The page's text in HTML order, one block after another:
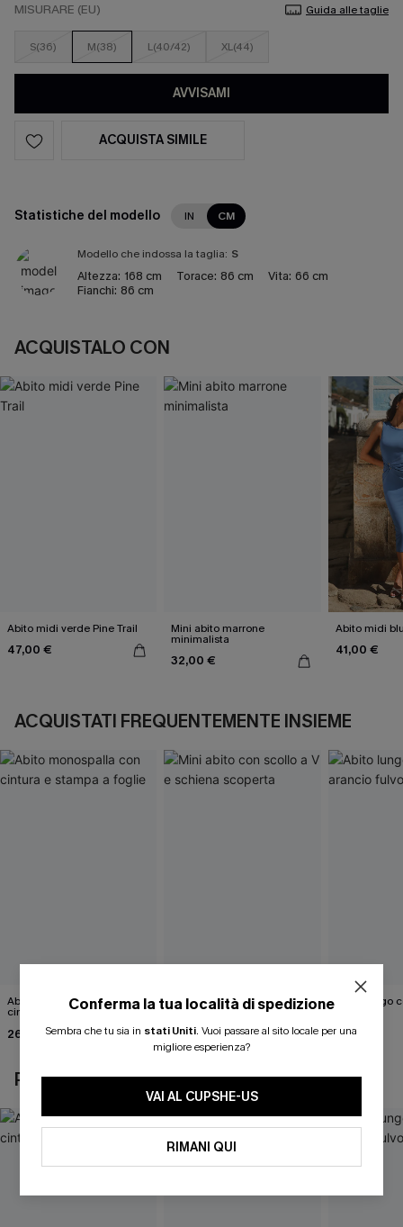
MISURARE (EU) Guida alle taglie
S(36) M(38) L(40/42) XL(44)
AVVISAMI
ACQUISTA SIMILE
Statistiche del modello IN CM
Modello che indossa la taglia: S
Altezza: 168 cm Torace: 86 cm Vita: 66 cm
Fianchi: 86 cm
ACQUISTALO CON
Abito midi verde Pine Trail
47,00 €
Mini abito marrone
minimalista
32,00 €
Abito midi
41,00 €
ACQUISTATI FREQUENTEMENTE INSIEME
Abito monospalla con
cintura e stampa a foglie
26,90 €
Mini abito con scollo a V e
schiena scoperta
26,00 €33,00 €
Abito lungo
50,00 €
POTREBBE INTERESSARTI ANCHE
Conferma la tua località di spedizione
Sembra che tu sia in stati Uniti. Vuoi passare al sito locale per una
migliore esperienza?
VAI AL CUPSHE-US
RIMANI QUI